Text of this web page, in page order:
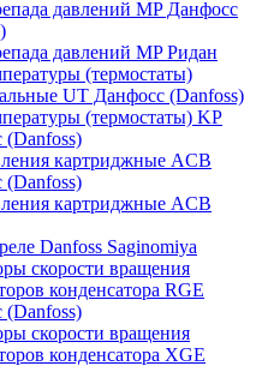
давлений MP Данфосс
давлений MP Ридан
(термостаты)
UT Данфосс (Danfoss)
(термостаты) KP
(Danfoss)
картриджные ACB
(Danfoss)
картриджные ACB
Danfoss Saginomiya
скорости вращения
конденсатора RGE
(Danfoss)
скорости вращения
конденсатора XGE